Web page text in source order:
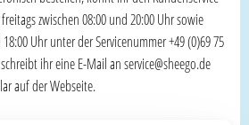
zwischen 08:00 und 20:00 Uhr sowie
Uhr unter der Servicenummer +49 (0)69 75
ihr eine E-Mail an service@sheego.de
auf der Webseite.